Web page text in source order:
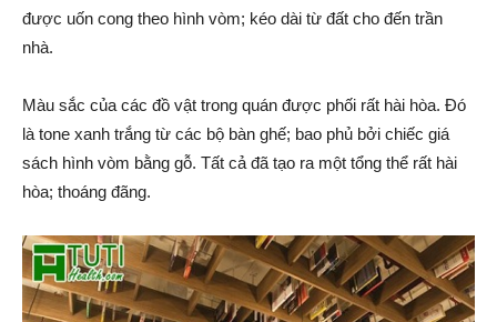
được uốn cong theo hình vòm; kéo dài từ đất cho đến trần
nhà.
Màu sắc của các đồ vật trong quán được phối rất hài hòa. Đó
là tone xanh trắng từ các bộ bàn ghế; bao phủ bởi chiếc giá
sách hình vòm bằng gỗ. Tất cả đã tạo ra một tổng thể rất hài
hòa; thoáng đãng.